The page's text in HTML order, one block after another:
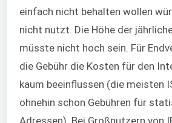
einfach nicht behalten wollen
nicht nutzt. Die Höhe der
müsste nicht hoch sein. Für
die Gebühr die Kosten für den
kaum beeinflussen (die meisten
ohnehin schon Gebühren für
Adressen). Bei Großnutzern von